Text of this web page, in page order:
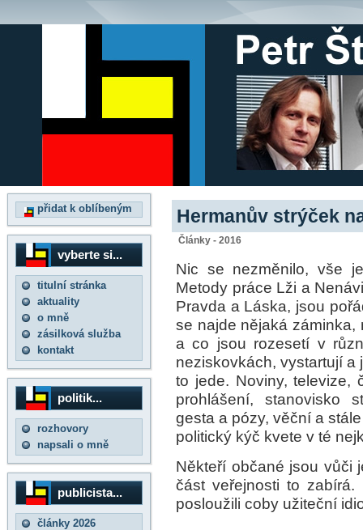
přidat k oblíbeným
vyberte si...
titulní stránka
aktuality
o mně
zásilková služba
kontakt
politik...
rozhovory
napsali o mně
publicista...
články 2026
Hermanův strýček
Články - 2016
Nic se nezměnilo, vše
Metody práce Lži a
Pravda a Láska, jsou
se najde nějaká
a co jsou rozesetí v
neziskovkách, vystartují a
to jede. Noviny, televize,
prohlášení, stanovisko
gesta a pózy, věční a
politický kýč kvete v té
Někteří občané jsou vůči
část veřejnosti to
posloužili coby užiteční